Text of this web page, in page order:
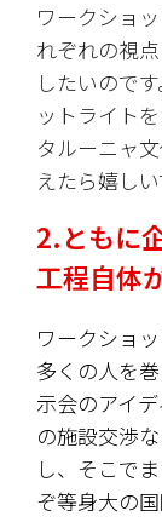
ワークショ
れぞれの視
したいので
ットライト
タルーニャ
えたら嬉しい
2.ともに
工程自体
ワークショ
多くの人を
示会のアイ
の施設交渉
し、そこで
ぞ等身大の国